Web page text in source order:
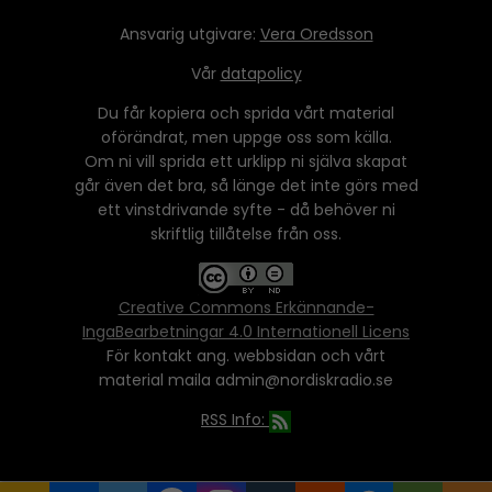
Ansvarig utgivare: Vera Oredsson
Vår datapolicy
Du får kopiera och sprida vårt material
oförändrat, men uppge oss som källa.
Om ni vill sprida ett urklipp ni själva skapat
går även det bra, så länge det inte görs med
ett vinstdrivande syfte - då behöver ni
skriftlig tillåtelse från oss.
Creative Commons Erkännande-
IngaBearbetningar 4.0 Internationell Licens
För kontakt ang. webbsidan och vårt
material maila admin@nordiskradio.se
RSS Info: